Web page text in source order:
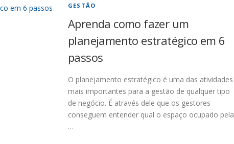
GESTÃO
Aprenda como fazer um
planejamento estratégico em 6
passos
O planejamento estratégico é uma das atividades
mais importantes para a gestão de qualquer tipo
de negócio. É através dele que os gestores
conseguem entender qual o espaço ocupado pela
…